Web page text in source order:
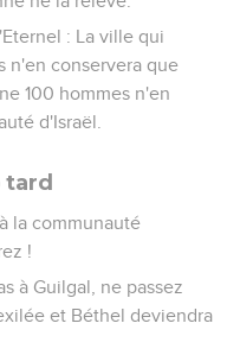
: La ville qui
n'en conservera que
100 hommes n'en
d'Israël.
tard
la communauté
!
à Guilgal, ne passez
et Béthel deviendra